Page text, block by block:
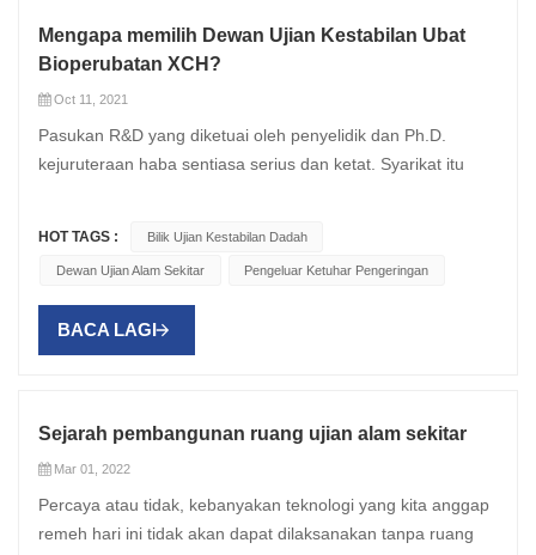
Mengapa memilih Dewan Ujian Kestabilan Ubat
Bioperubatan XCH?
Oct 11, 2021
Pasukan R&D yang diketuai oleh penyelidik dan Ph.D.
kejuruteraan haba sentiasa serius dan ketat. Syarikat itu
dan mempunyai anak syarikat di Jiangsu, Shanghai,
Guangzhou, dan Chengdu, serta pejabat di China. Wilayah
lain. Dalam perniagaan kehidupan dan kesihatan, kita hanya
boleh bekerja keras, dan kita tidak boleh mengendurkan
mereka kepada kami. Mengapa mereka memilih Dewan
XCH-CGS direka dengan teknologi yang diimport,
komponen berkualiti tinggi yang diimport, platform S dan
prestasi yang boleh dipercayai. Berkenaan dengan
HOT TAGS : Bilik Ujian Kestabilan Dadah
Dewan Ujian Alam Sekitar Pengeluar Ketuhar Pengeringan
BACA LAGI
Sejarah pembangunan ruang ujian alam sekitar
Mar 01, 2022
Percaya atau tidak, kebanyakan teknologi yang kita anggap
remeh hari ini tidak akan dapat dilaksanakan tanpa ruang